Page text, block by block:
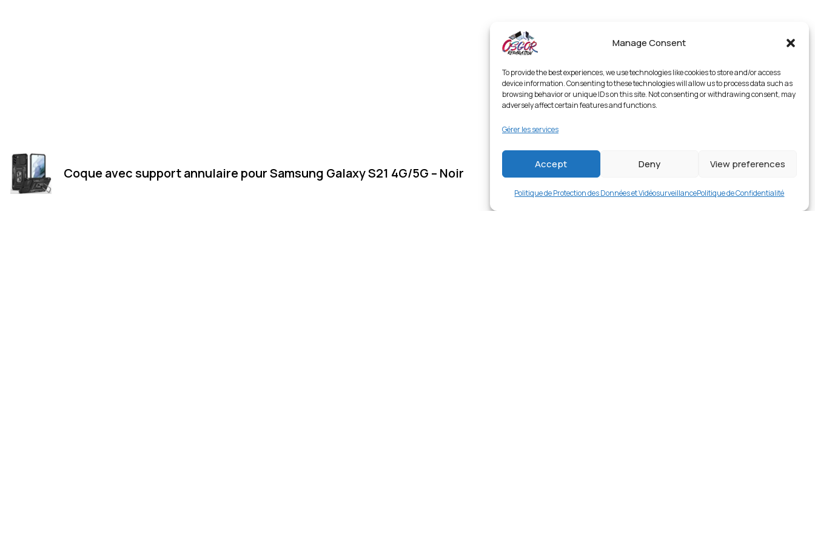
Manage Consent
To provide the best experiences, we use technologies like cookies to store and/or access
device information. Consenting to these technologies will allow us to process data such as
browsing behavior or unique IDs on this site. Not consenting or withdrawing consent, may
adversely affect certain features and functions.
Gérer les services
Accept Deny View preferences
Politique de Protection des Données et VidéosurveillancePolitique de Confidentialité
Coque avec support annulaire pour Samsung Galaxy S21 4G/5G – Noir €16.99
Buy now